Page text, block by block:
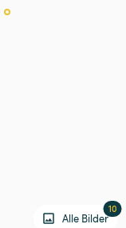
Alle Bilder
10